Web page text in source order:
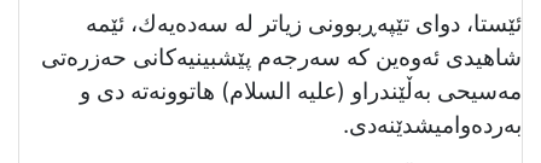
ئێستا، دوای تێپەڕبوونی زیاتر لە سەدەیەك، ئێمە
شاهیدی ئەوەین کە سەرجەم پێشبینیەکانی حەزرەتی
مەسیحی بەڵێندراو (علیه السلام) هاتوونەتە دی و
بەردەوامیشدێنەدی.